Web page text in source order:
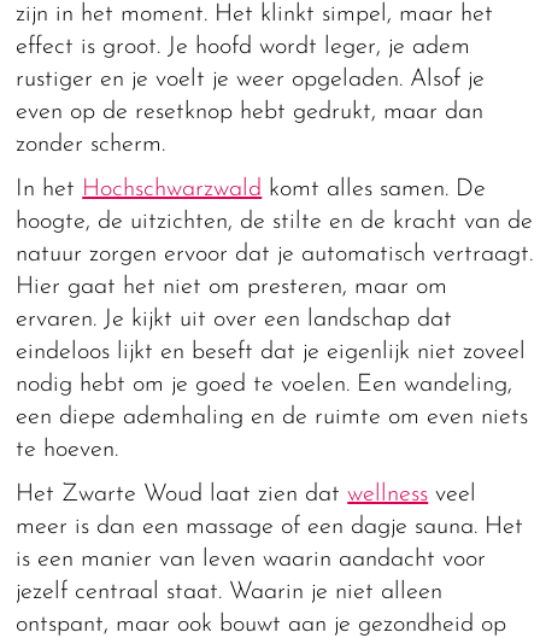
zijn in het moment. Het klinkt simpel, maar het
effect is groot. Je hoofd wordt leger, je adem
rustiger en je voelt je weer opgeladen. Alsof je
even op de resetknop hebt gedrukt, maar dan
zonder scherm.
In het Hochschwarzwald komt alles samen. De
hoogte, de uitzichten, de stilte en de kracht van de
natuur zorgen ervoor dat je automatisch vertraagt.
Hier gaat het niet om presteren, maar om
ervaren. Je kijkt uit over een landschap dat
eindeloos lijkt en beseft dat je eigenlijk niet zoveel
nodig hebt om je goed te voelen. Een wandeling,
een diepe ademhaling en de ruimte om even niets
te hoeven.
Het Zwarte Woud laat zien datwellness veel
meer is dan een massage of een dagje sauna. Het
is een manier van leven waarin aandacht voor
jezelf centraal staat. Waarin je niet alleen
ontspant, maar ook bouwt aan je gezondheid op